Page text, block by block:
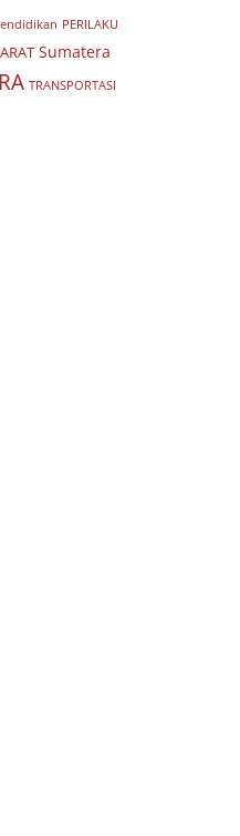
PERILAKU
Sumatera
TRANSPORTASI